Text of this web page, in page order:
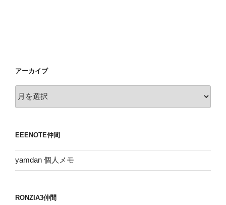
アーカイブ
ー
ブ
EEENOTE仲間
yamdan 個人メモ
RONZIA3仲間